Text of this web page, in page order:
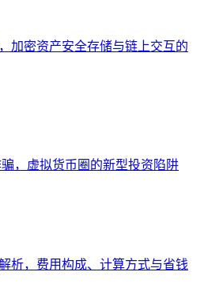
加密资产安全存储与链上交互的
，虚拟货币圈的新型投资陷阱
析，费用构成、计算方式与省钱